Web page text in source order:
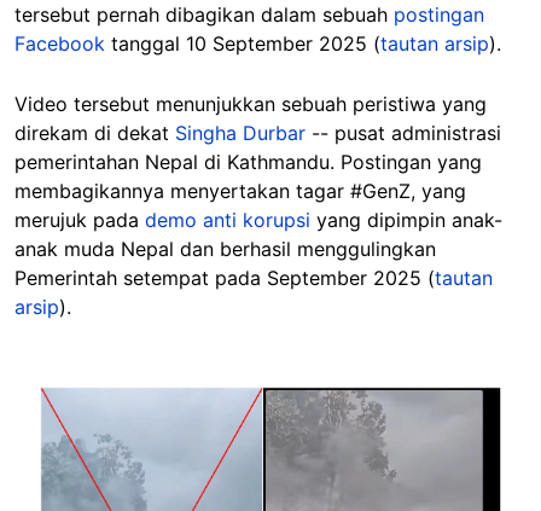
tersebut pernah dibagikan dalam sebuah postingan
Facebook tanggal 10 September 2025 (tautan arsip).
Video tersebut menunjukkan sebuah peristiwa yang
direkam di dekat Singha Durbar -- pusat administrasi
pemerintahan Nepal di Kathmandu. Postingan yang
membagikannya menyertakan tagar #GenZ, yang
merujuk pada demo anti korupsi yang dipimpin anak-
anak muda Nepal dan berhasil menggulingkan
Pemerintah setempat pada September 2025 (tautan
arsip).
Image